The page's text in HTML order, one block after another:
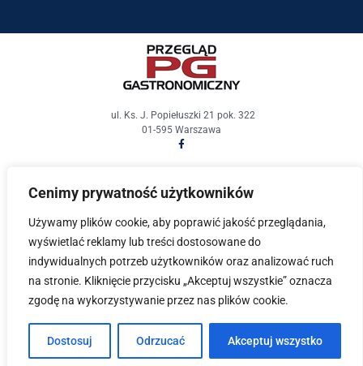
Cenimy prywatność użytkowników
Używamy plików cookie, aby poprawić jakość przeglądania,
wyświetlać reklamy lub treści dostosowane do
indywidualnych potrzeb użytkowników oraz analizować ruch
na stronie. Kliknięcie przycisku „Akceptuj wszystkie” oznacza
zgodę na wykorzystywanie przez nas plików cookie.
Dostosuj Odrzucać Akceptuj wszystko
ul. Ks. J. Popiełuszki 21 pok. 322
01-595 Warszawa
Przegląd Gastronomiczny © 2021. Wszelkie prawa
zastrzeżone.
Polityka Prywatności| Cookies
Projekt i wykonanieFabryka Dobrych Stron